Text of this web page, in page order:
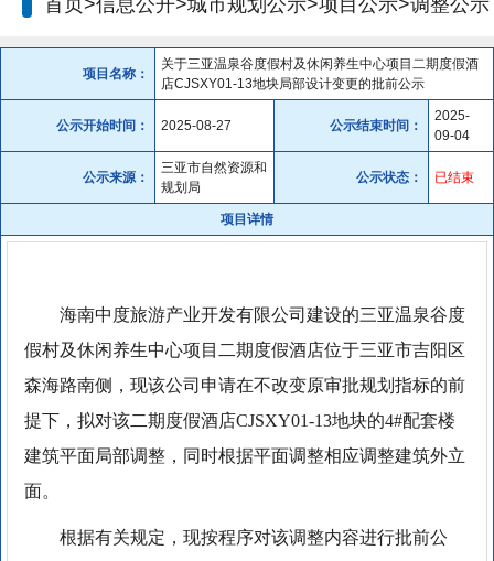
项目名称：
关于三亚温泉谷度假村及休闲养生中心项目二期度假酒
店CJSXY01-13地块局部设计变更的批前公示
公示开始时间： 2025-08-27 公示结束时间：
2025-
09-04
公示来源：
三亚市自然资源和
规划局
公示状态： 已结束
项目详情
海南中度旅游产业开发有限公司建设的三亚温泉谷度
假村及休闲养生中心项目二期度假酒店位于三亚市吉阳区
森海路南侧，现该公司申请在不改变原审批规划指标的前
提下，拟对该二期度假酒店CJSXY01-13地块的4#配套楼
建筑平面局部调整，同时根据平面调整相应调整建筑外立
面。
根据有关规定，现按程序对该调整内容进行批前公